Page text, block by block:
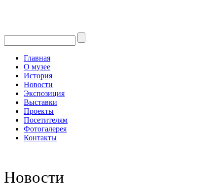
Главная
О музее
История
Новости
Экспозиция
Выставки
Проекты
Посетителям
Фотогалерея
Контакты
Новости